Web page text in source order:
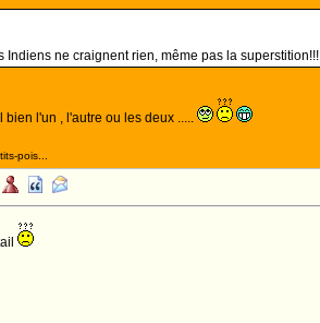
Indiens ne craignent rien, même pas la superstition!!!
l'un , l'autre ou les deux .....
pois...